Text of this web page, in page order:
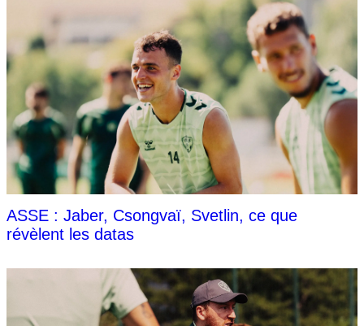
ASSE : Jaber, Csongvaï, Svetlin, ce que
révèlent les datas